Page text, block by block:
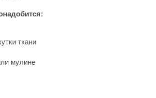
ткани
мулине